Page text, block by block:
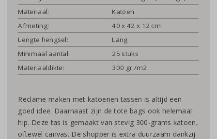
Materiaal:
Katoen
Afmeting:
40 x 42 x 12 cm
Lengte hengsel:
Lang
Minimaal aantal:
25 stuks
Materiaaldikte:
300 gr./m2
Reclame maken met katoenen tassen is altijd een
goed idee. Daarnaast zijn de tote bags ook helemaal
hip. Deze tas is gemaakt van stevig 300-grams katoen,
oftewel canvas. De shopper is extra duurzaam dankzij